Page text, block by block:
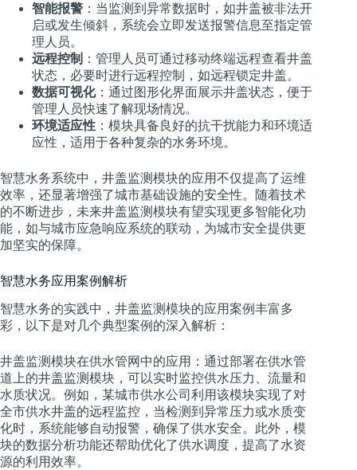
智能报警 ：当监测到异常数据时，如井盖被非法开
启或发生倾斜，系统会立即发送报警信息至指定管
理人员。
远程控制 ：管理人员可通过移动终端远程查看井盖
状态，必要时进行远程控制，如远程锁定井盖。
数据可视化：通过图形化界面展示井盖状态，便于
管理人员快速了解现场情况。
环境适应性 ：模块具备良好的抗干扰能力和环境适
应性，适用于各种复杂的水务环境。
智慧水务系统中，井盖监测模块的应用不仅提高了运维
效率，还显著增强了城市基础设施的安全性。随着技术
的不断进步，未来井盖监测模块有望实现更多智能化功
能，如与城市应急响应系统的联动，为城市安全提供更
加坚实的保障。
智慧水务应用案例解析
智慧水务的实践中，井盖监测模块的应用案例丰富多
彩，以下是对几个典型案例的深入解析：
井盖监测模块在供水管网中的应用：通过部署在供水管
道上的井盖监测模块，可以实时监控供水压力、流量和
水质状况。例如，某城市供水公司利用该模块实现了对
全市供水井盖的远程监控，当检测到异常压力或水质变
化时，系统能够自动报警，确保了供水安全。此外，模
块的数据分析功能还帮助优化了供水调度，提高了水资
源的利用效率。